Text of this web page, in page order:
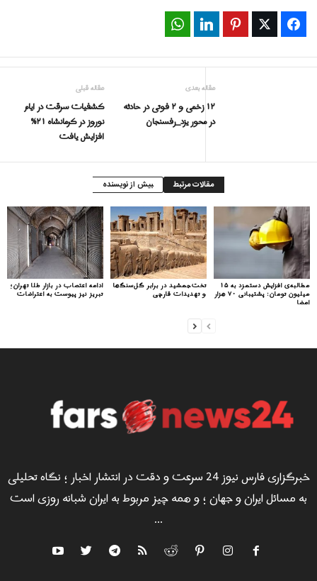
Facebook
Twitter
Pinterest
LinkedIn
مقاله قبلی
کشفیات سرقت در ایام
نوروز در کرمانشاه ۲۱%
افزایش یافت
مقاله بعدی
۱۲ زخمی و ۲ فوتی در حادثه
در محور یزد_رفسنجان
مقالات مرتبط بیش از نویسنده
ادامه اعتصاب در بازار طلا تهران؛
تبریز نیز پیوست به اعتراضات
تخت‌جمشید در برابر گل‌سنگ‌ها
و تهدیدات قارچی
مطالبه‌ی افزایش دستمزد به ۱۵
میلیون تومان: پشتیبانی ۷۰ هزار
امضا
خبرگزاری فارس نیوز 24 سرعت و دقت در انتشار اخبار ؛ نگاه تحلیلی
به مسائل ایران و جهان ؛ و همه چیز مربوط به ایران شبانه روزی است
...